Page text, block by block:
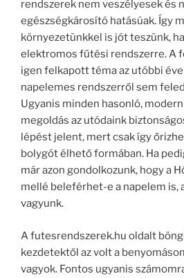
rendszerek nem veszélyesek és
egészségkárosító hatásúak. Így
környezetünkkel is jót teszünk,
elektromos fűtési rendszerre. A
igen felkapott téma az utóbbi
napelemes rendszerről sem
Ugyanis minden hasonló,
megoldás az utódaink
lépést jelent, mert csak így
bolygót élhető formában. Ha
már azon gondolkozunk, hogy a
mellé beleférhet-e a napelem is,
vagyunk.
A futesrendszerek.hu oldalt
kezdetektől az volt a
vagyok. Fontos ugyanis